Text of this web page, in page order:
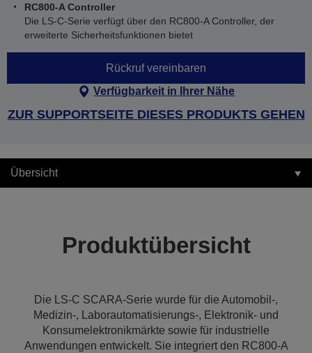
RC800-A Controller
Die LS‑C-Serie verfügt über den RC800‑A Controller, der
erweiterte Sicherheitsfunktionen bietet
Rückruf vereinbaren
Verfügbarkeit in Ihrer Nähe
ZUR SUPPORTSEITE DIESES PRODUKTS GEHEN
Übersicht
Produktübersicht
Die LS-C SCARA-Serie wurde für die Automobil-,
Medizin-, Laborautomatisierungs-, Elektronik- und
Konsumelektronikmärkte sowie für industrielle
Anwendungen entwickelt. Sie integriert den RC800‑A